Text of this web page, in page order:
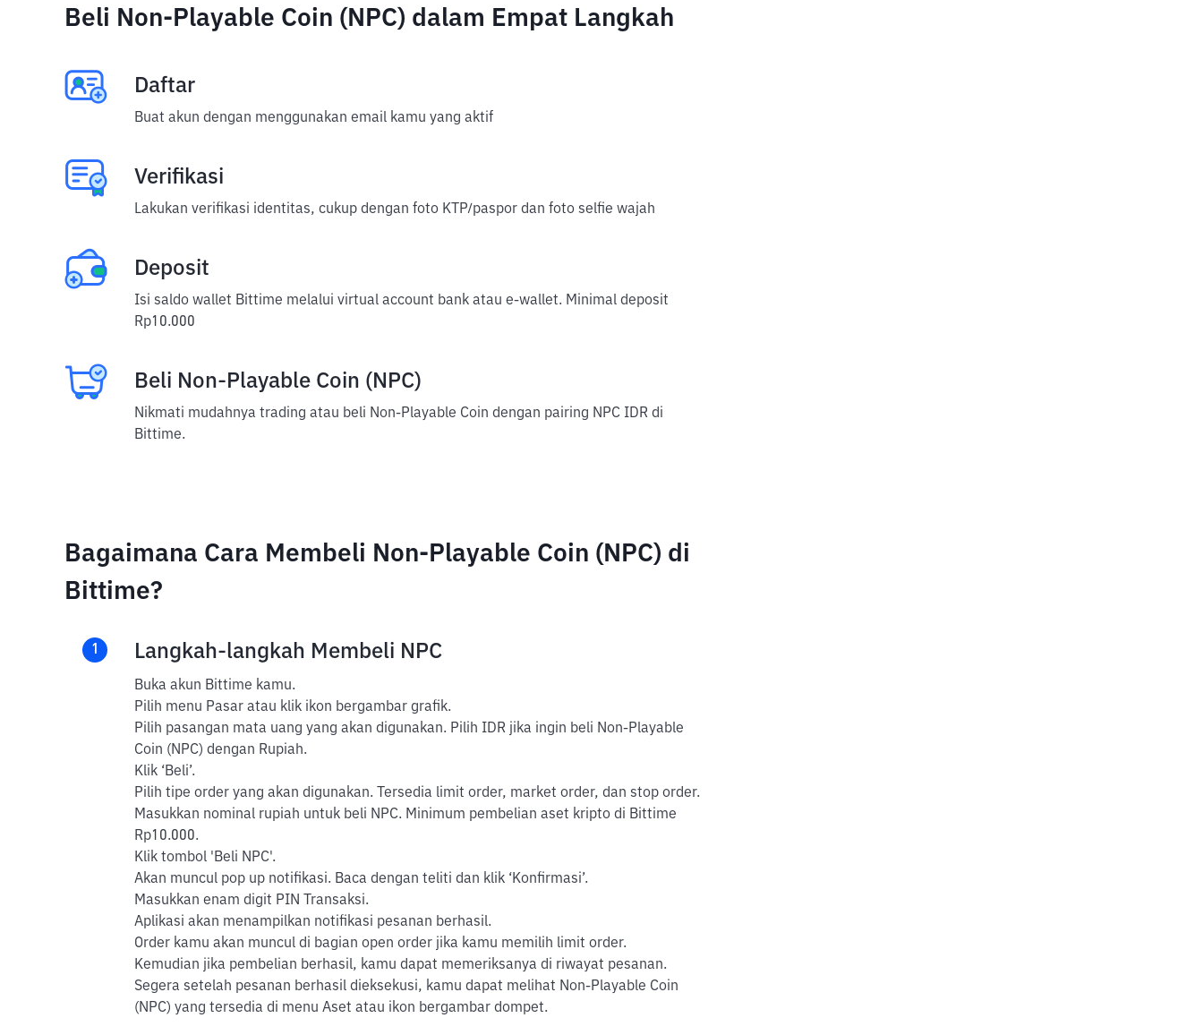
Beli Non-Playable Coin (NPC) dalam Empat Langkah
Daftar
Buat akun dengan menggunakan email kamu yang aktif
Verifikasi
Lakukan verifikasi identitas, cukup dengan foto KTP/paspor dan foto selfie wajah
Deposit
Isi saldo wallet Bittime melalui virtual account bank atau e-wallet. Minimal deposit
Rp10.000
Beli Non-Playable Coin (NPC)
Nikmati mudahnya trading atau beli Non-Playable Coin dengan pairing NPC IDR di
Bittime.
Bagaimana Cara Membeli Non-Playable Coin (NPC) di
Bittime?
1 Langkah-langkah Membeli NPC
Buka akun Bittime kamu.
Pilih menu Pasar atau klik ikon bergambar grafik.
Pilih pasangan mata uang yang akan digunakan. Pilih IDR jika ingin beli Non-Playable
Coin (NPC) dengan Rupiah.
Klik ‘Beli’.
Pilih tipe order yang akan digunakan. Tersedia limit order, market order, dan stop order.
Masukkan nominal rupiah untuk beli NPC. Minimum pembelian aset kripto di Bittime
Rp10.000.
Klik tombol 'Beli NPC'.
Akan muncul pop up notifikasi. Baca dengan teliti dan klik ‘Konfirmasi’.
Masukkan enam digit PIN Transaksi.
Aplikasi akan menampilkan notifikasi pesanan berhasil.
Order kamu akan muncul di bagian open order jika kamu memilih limit order.
Kemudian jika pembelian berhasil, kamu dapat memeriksanya di riwayat pesanan.
Segera setelah pesanan berhasil dieksekusi, kamu dapat melihat Non-Playable Coin
(NPC) yang tersedia di menu Aset atau ikon bergambar dompet.